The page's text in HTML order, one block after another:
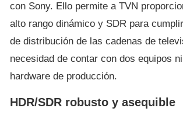
con Sony. Ello permite a TVN
alto rango dinámico y SDR para
de distribución de las cadenas de
necesidad de contar con dos equipos
hardware de producción.
HDR/SDR robusto y asequible